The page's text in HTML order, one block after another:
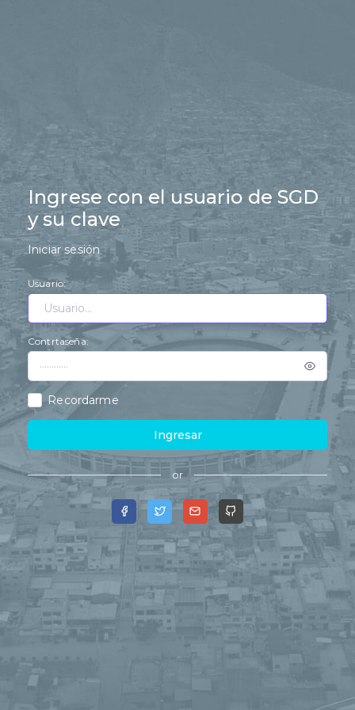
Ingrese con el usuario de SGD
y su clave
Iniciar sesión
Usuario:
Contrtaseña:
Recordarme
Ingresar
or